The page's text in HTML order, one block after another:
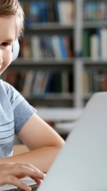
События
и ответы